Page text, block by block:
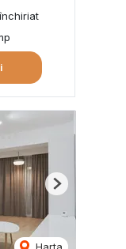
Harta
Next